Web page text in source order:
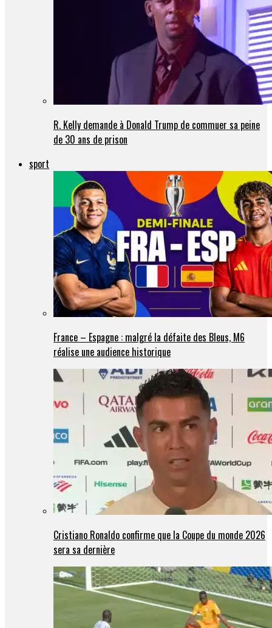
R. Kelly demande à Donald Trump de commuer sa peine
de 30 ans de prison
sport
France – Espagne : malgré la défaite des Bleus, M6
réalise une audience historique
Cristiano Ronaldo confirme que la Coupe du monde 2026
sera sa dernière